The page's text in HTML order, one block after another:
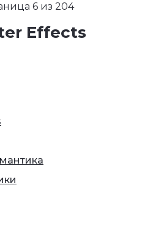
6 из 204
Effects